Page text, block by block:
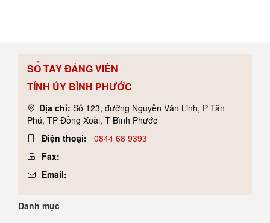
SỔ TAY ĐẢNG VIÊN
TỈNH ỦY BÌNH PHƯỚC
Địa chỉ: Số 123, đường Nguyễn Văn Linh, P Tân
Phú, TP Đồng Xoài, T Bình Phước
Điện thoại:
0844 68 9393
Fax:
Email:
Danh mục